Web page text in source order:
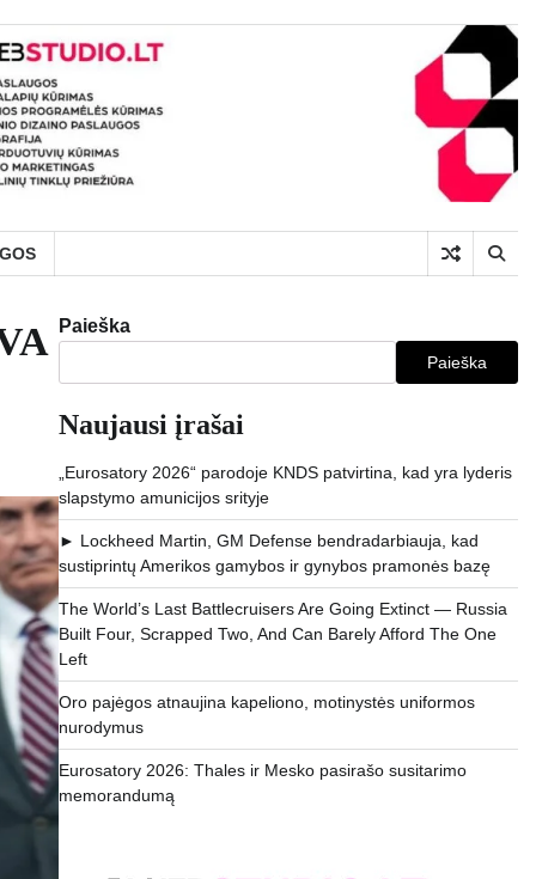
Paieška
Paieška
Naujausi įrašai
„Eurosatory 2026“ parodoje KNDS patvirtina, kad yra lyderis
slapstymo amunicijos srityje
► Lockheed Martin, GM Defense bendradarbiauja, kad
sustiprintų Amerikos gamybos ir gynybos pramonės bazę
The World’s Last Battlecruisers Are Going Extinct — Russia
Built Four, Scrapped Two, And Can Barely Afford The One
Left
Oro pajėgos atnaujina kapeliono, motinystės uniformos
nurodymus
Eurosatory 2026: Thales ir Mesko pasirašo susitarimo
memorandumą